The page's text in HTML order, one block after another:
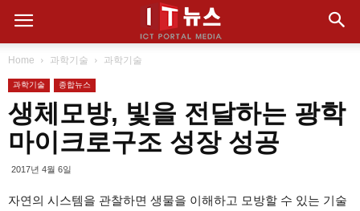
Home 과학기술 과학기술
과학기술 종합뉴스
생체모방, 빛을 전달하는 광학
마이크로구조 성장 성공
2017년 4월 6일
자연의 시스템을 관찰하면 생물을 이해하고 모방할 수 있는 기술